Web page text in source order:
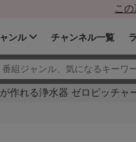
こ
ンル チャンネル一覧
作れる浄水器 ゼロピッチャ